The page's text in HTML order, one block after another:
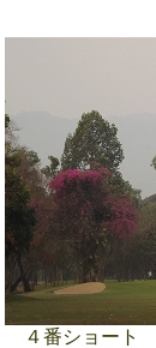
４番ショート